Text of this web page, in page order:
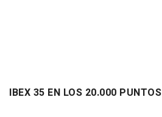
IBEX 35 EN LOS 20.000 PUNTOS